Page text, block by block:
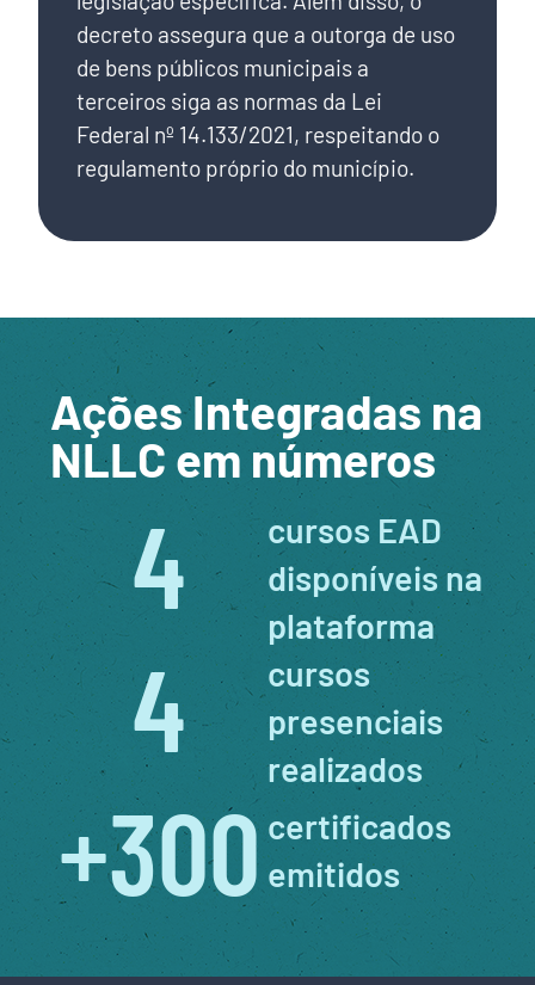
decreto assegura que a outorga de uso
de bens públicos municipais a
terceiros siga as normas da Lei
Federal nº 14.133/2021, respeitando o
regulamento próprio do município.
Ações Integradas na
NLLC em números
cursos EAD
disponíveis na
plataforma
4
cursos
presenciais
realizados
4
certificados
emitidos
+300